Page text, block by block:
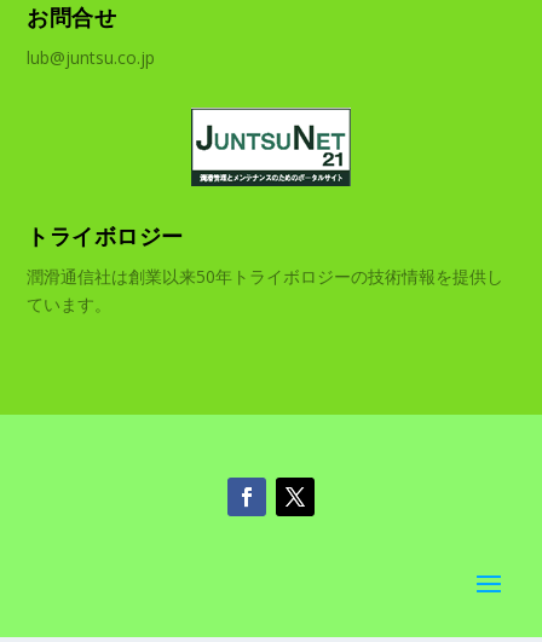
お問合せ
lub@juntsu.co.jp
トライボロジー
潤滑通信社は創業以来50年トライボロジーの技術情報を提供し
ています。